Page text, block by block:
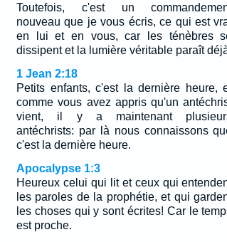
Toutefois, c'est un
nouveau que je vous écris, ce qui est
en lui et en vous, car les ténèbres
dissipent et la lumière véritable paraît
1 Jean 2:18
Petits enfants, c'est la dernière heure,
comme vous avez appris qu'un
vient, il y a maintenant
antéchrists: par là nous connaissons
c'est la dernière heure.
Apocalypse 1:3
Heureux celui qui lit et ceux qui
les paroles de la prophétie, et qui
les choses qui y sont écrites! Car le
est proche.